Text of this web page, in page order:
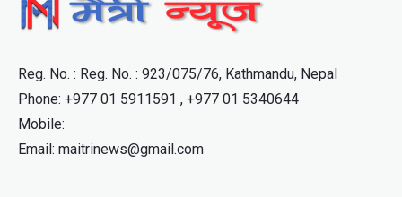
Reg. No. : Reg. No. : 923/075/76, Kathmandu, Nepal
Phone: +977 01 5911591 , +977 01 5340644
Mobile:
Email: maitrinews@gmail.com